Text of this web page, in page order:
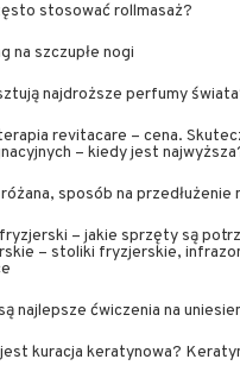
stosować rollmasaż?
na szczupłe nogi
najdroższe perfumy
revitacare – cena.
– kiedy jest
sposób na przedłużenie
– jakie sprzęty są
– stoliki fryzjerskie,
najlepsze ćwiczenia na
kuracja keratynowa?